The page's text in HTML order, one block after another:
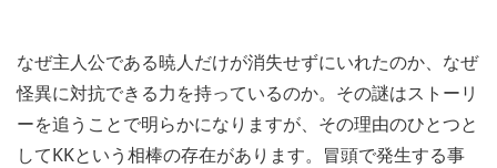
なぜ主人公である暁人だけが消失せずにいれたのか、なぜ
怪異に対抗できる力を持っているのか。その謎はストーリ
ーを追うことで明らかになりますが、その理由のひとつと
してKKという相棒の存在があります。冒頭で発生する事